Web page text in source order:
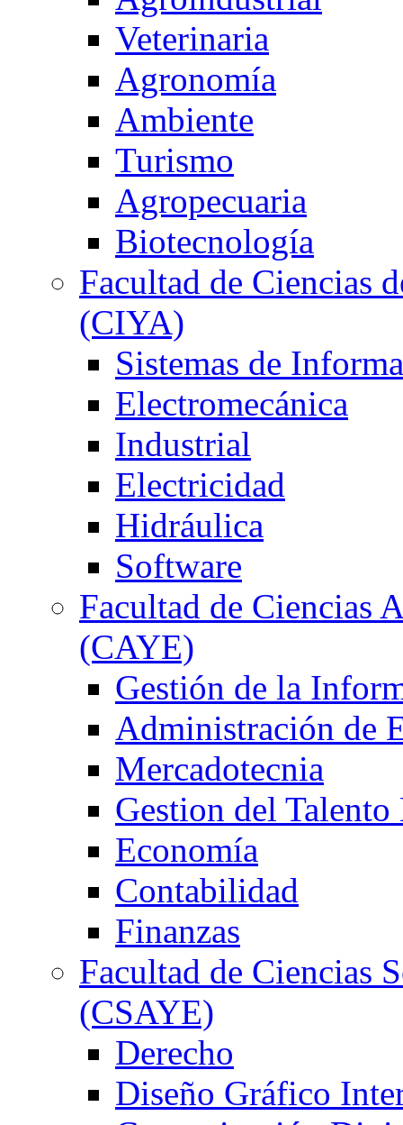
Veterinaria
Agronomía
Ambiente
Turismo
Agropecuaria
Biotecnología
Facultad de Ciencias
(CIYA)
Sistemas de
Electromecánica
Industrial
Electricidad
Hidráulica
Software
Facultad de Ciencias
(CAYE)
Gestión de la
Administración de
Mercadotecnia
Gestion del Talento
Economía
Contabilidad
Finanzas
Facultad de Ciencias
(CSAYE)
Derecho
Diseño Gráfico